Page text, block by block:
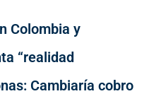
Colombia y
“realidad
Cambiaría cobro